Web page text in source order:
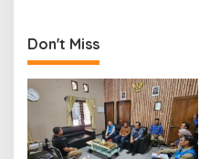
Banten
Don't Miss